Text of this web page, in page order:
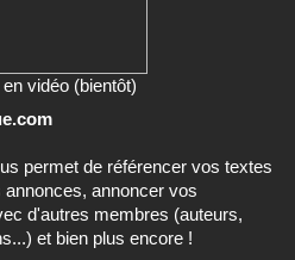
vidéo (bientôt)
permet de référencer vos textes
annoncer vos
d'autres membres (auteurs,
et bien plus encore !